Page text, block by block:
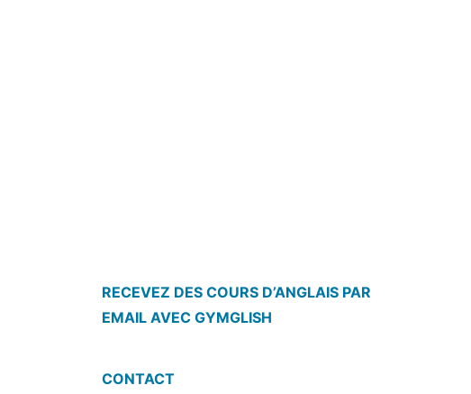
RECEVEZ DES COURS D’ANGLAIS PAR
EMAIL AVEC GYMGLISH
CONTACT